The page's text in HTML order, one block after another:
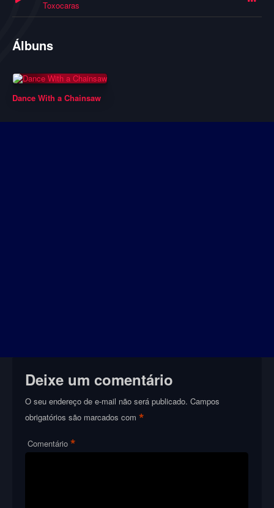
Toxocaras
Álbuns
Dance With a Chainsaw
Deixe um comentário
O seu endereço de e-mail não será publicado. Campos
obrigatórios são marcados com*
Comentário *